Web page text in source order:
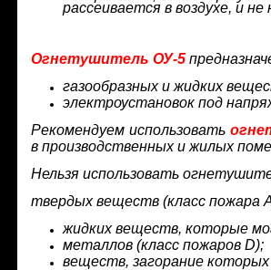
рассеивается в воздухе, и
Огнетушитель ОУ-5
газообразных и жидких
электроустановок под
Рекомендуем использовать
в производственных и жилых
Нельзя использовать
твердых веществ (класс пожара
жидких веществ, которые
металлов (класс пожаров D);
веществ, загорание которых